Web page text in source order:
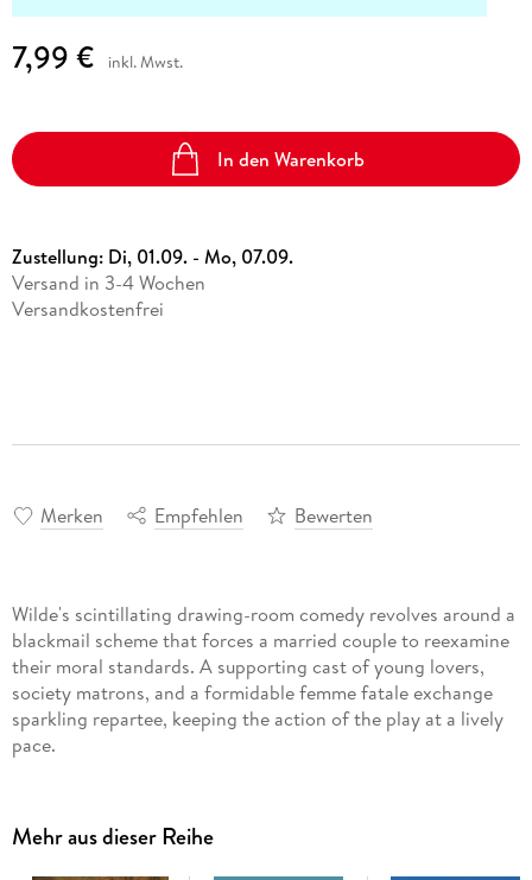
7,99 € inkl. Mwst.
In den Warenkorb
Zustellung: Di, 01.09. - Mo, 07.09.
Versand in 3-4 Wochen
Versandkostenfrei
Merken Empfehlen Bewerten
Wilde's scintillating drawing-room comedy revolves around a
blackmail scheme that forces a married couple to reexamine
their moral standards. A supporting cast of young lovers,
society matrons, and a formidable femme fatale exchange
sparkling repartee, keeping the action of the play at a lively
pace.
Mehr aus dieser Reihe